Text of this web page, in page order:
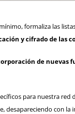
formaliza las
y cifrado de las
de nuevas
para nuestra red
desapareciendo con la